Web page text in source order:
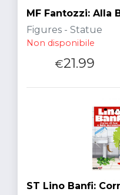
MF Fantozzi: Alla
Figures - Statue
Non disponibile
€21.99
ST Lino Banfi: